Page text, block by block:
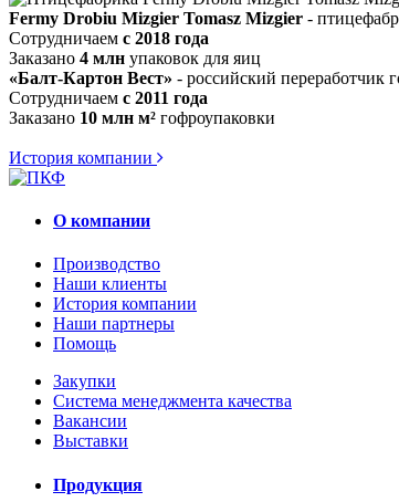
Fermy Drobiu Mizgier Tomasz Mizgier -
Сотрудничаем c 2018 года
Заказано 4 млн упаковок для яиц
«Балт-Картон Вест» - российский переработчик
Сотрудничаем c 2011 года
Заказано 10 млн м² гофроупаковки
История компании
О компании
Производство
Наши клиенты
История компании
Наши партнеры
Помощь
Закупки
Система менеджмента качества
Вакансии
Выставки
Продукция